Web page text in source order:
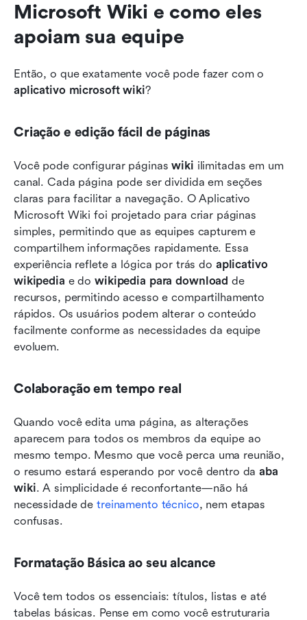
Microsoft Wiki e como eles
apoiam sua equipe
aplicativo microsoft wiki?
Criação e edição fácil de páginas
Você pode configurar páginas wiki ilimitadas em um
canal. Cada página pode ser dividida em seções
claras para facilitar a navegação. O Aplicativo
Microsoft Wiki foi projetado para criar páginas
simples, permitindo que as equipes capturem e
compartilhem informações rapidamente. Essa
experiência reflete a lógica por trás do aplicativo
wikipedia e do wikipedia para download de
recursos, permitindo acesso e compartilhamento
rápidos. Os usuários podem alterar o conteúdo
facilmente conforme as necessidades da equipe
evoluem.
Colaboração em tempo real
Quando você edita uma página, as alterações
aparecem para todos os membros da equipe ao
mesmo tempo. Mesmo que você perca uma reunião,
o resumo estará esperando por você dentro da aba
wiki. A simplicidade é reconfortante—não há
necessidade de treinamento técnico, nem etapas
confusas.
Formatação Básica ao seu alcance
Você tem todos os essenciais: títulos, listas e até
tabelas básicas. Pense em como você estruturaria